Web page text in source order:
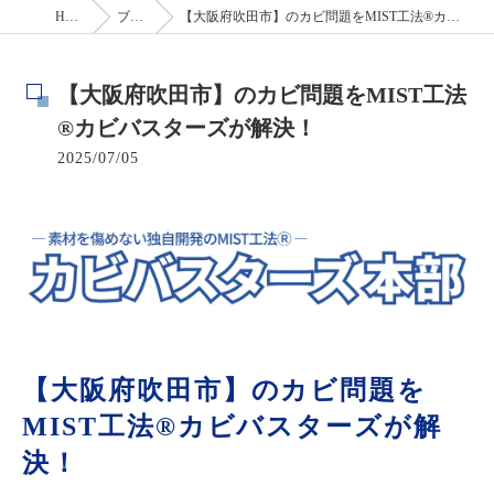
HOME ブログ 【大阪府吹田市】のカビ問題をMIST工法®カビバスターズが解決！
【大阪府吹田市】のカビ問題をMIST工法
®カビバスターズが解決！
2025/07/05
【大阪府吹田市】のカビ問題を
MIST工法®カビバスターズが解
決！